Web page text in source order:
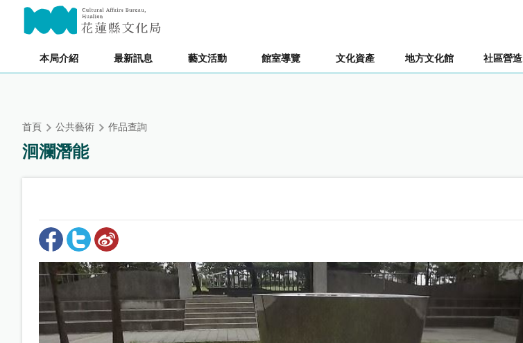
內
本局介紹 最新訊息 藝文活動 館室導覽 文化資產 地方文化館 社區營造
主要內容區塊
首頁 公共藝術 作品查詢
洄瀾潛能